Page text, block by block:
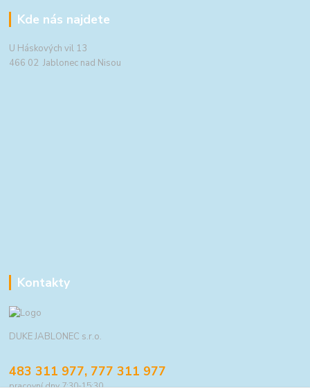
Kde nás najdete
U Háskových vil 13
466 02 Jablonec nad Nisou
Kontakty
DUKE JABLONEC s.r.o.
483 311 977, 777 311 977
pracovní dny 7:30-15:30